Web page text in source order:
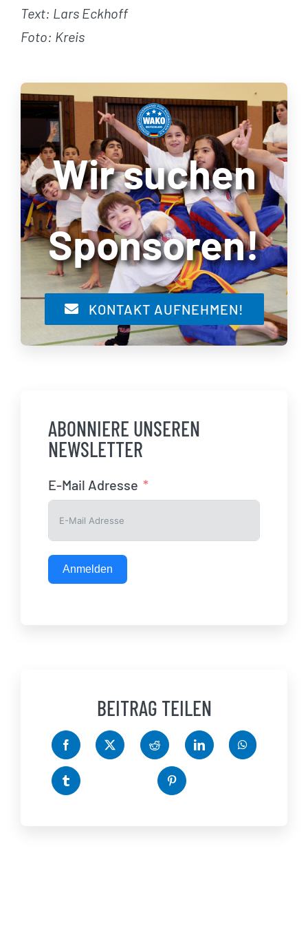
Text: Lars Eckhoff
Foto: Kreis
Wir suchen
Sponsoren!
KONTAKT AUFNEHMEN!
ABONNIERE UNSEREN
NEWSLETTER
E-Mail Adresse
Anmelden
BEITRAG TEILEN